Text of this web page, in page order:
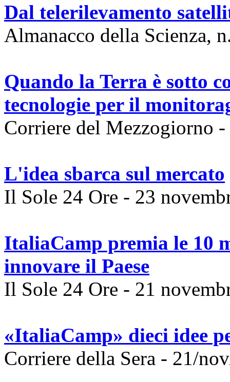
Dal telerilevamento
Almanacco della Scienza,
Quando la Terra è sotto
tecnologie per il
Corriere del Mezzogiorno
L'idea sbarca sul mercato
Il Sole 24 Ore - ‎23
ItaliaCamp premia le 10
innovare il Paese
Il Sole 24 Ore - ‎21
«ItaliaCamp» dieci idee
Corriere della Sera - ‎21/